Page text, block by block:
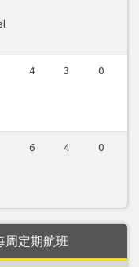
4 3 0
6 4 0
周定期航班